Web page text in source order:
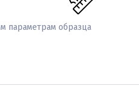
параметрам образца